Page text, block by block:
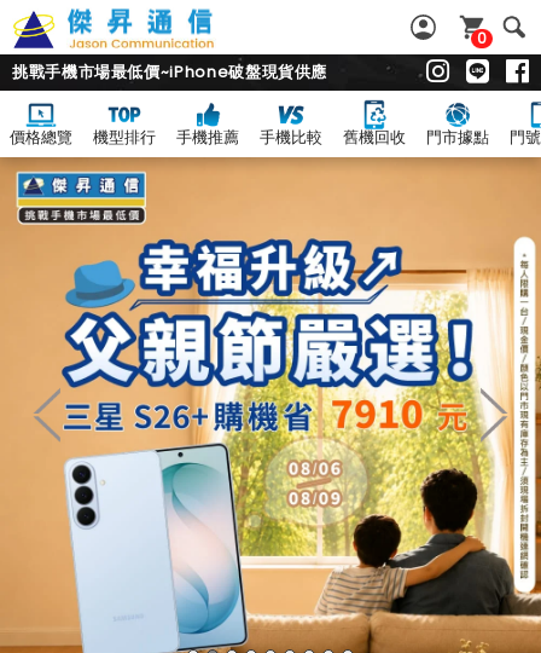
0
挑戰手機市場最低價~iPhone破盤現貨供應
價格總覽 機型排行 手機推薦 手機比較 舊機回收 門市據點 門